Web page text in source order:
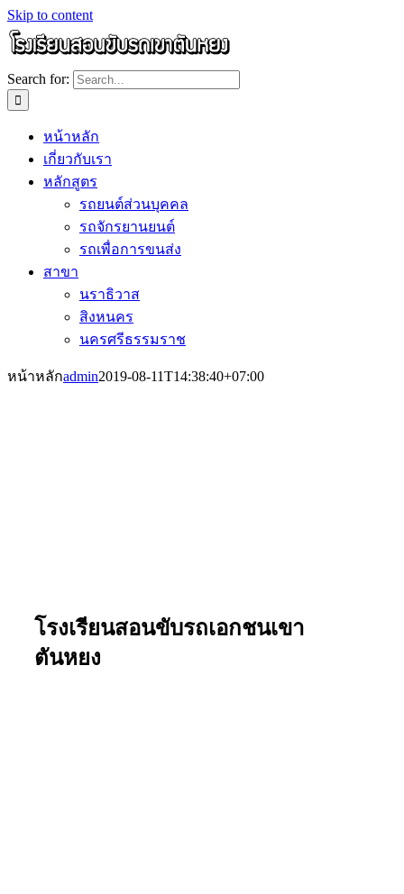
Skip to content
Search for:
หน้าหลัก
เกี่ยวกับเรา
หลักสูตร
รถยนต์ส่วนบุคคล
รถจักรยานยนต์
รถเพื่อการขนส่ง
สาขา
นราธิวาส
สิงหนคร
นครศรีธรรมราช
หน้าหลักadmin2019-08-11T14:38:40+07:00
โรงเรียนสอนขับรถเอกชนเขา
ตันหยง